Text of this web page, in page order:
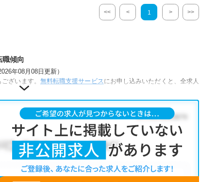
<< < 1 > >>
職傾向
年08月08日更新）
ございます。 無料転職支援サービス にお申し込みいただくと、全求人
が人気です。
補助あり・正社員(正職員)・病院
条件」から検索いただくか、お気軽にお問い合わせください。
す。
条件をヒアリングした上で求人をご提案いたします。
をピックアップした求人特集をぜひご活用ください。